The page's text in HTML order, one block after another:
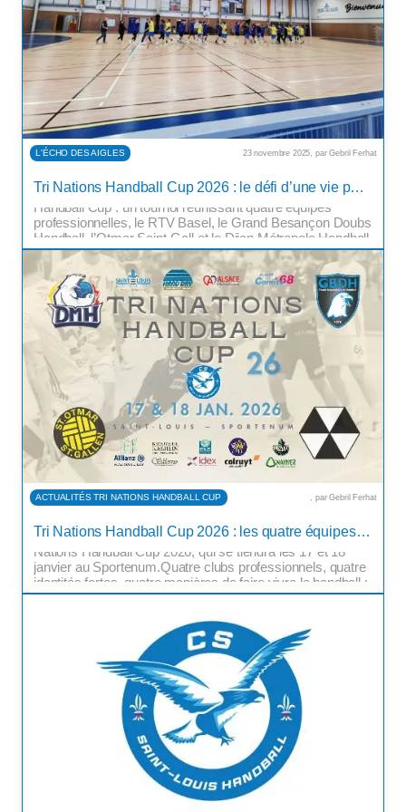
Tri Nations Handball Cup 2026 : le défi d’une vie pour le CS Saint-Louis Handball
organise au Sportenum de Saint-Louis la Tri Nations
Handball Cup : un tournoi réunissant quatre équipes
professionnelles, le RTV Basel, le Grand Besançon Doubs
Handball, l’Otmar Saint-Gall et le Dijon Métropole Handball.
Entre difficultés, fierté et empreinte durable, en quoi une
telle compétition peut-elle transformer […]
L'ÉCHO DES AIGLES 23 novembre 2025, par Gebril Ferhat
Tri Nations Handball Cup 2026 : les quatre équipes professionnelles dévoilées
Louis Handball dévoile enfin l’affiche complète de la Tri
Nations Handball Cup 2026, qui se tiendra les 17 et 18
janvier au Sportenum.Quatre clubs professionnels, quatre
identités fortes, quatre manières de faire vivre le handball :
l’édition 2026 s’annonce d’ores et déjà exceptionnelle.
ACTUALITÉS TRI NATIONS HANDBALL CUP , par Gebril Ferhat